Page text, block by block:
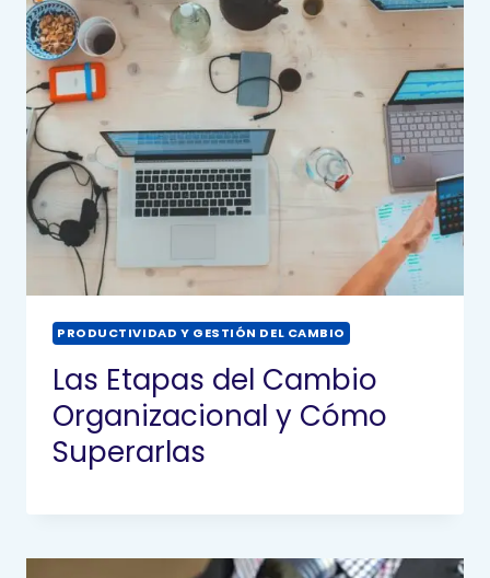
PRODUCTIVIDAD Y GESTIÓN DEL CAMBIO
Las Etapas del Cambio
Organizacional y Cómo
Superarlas